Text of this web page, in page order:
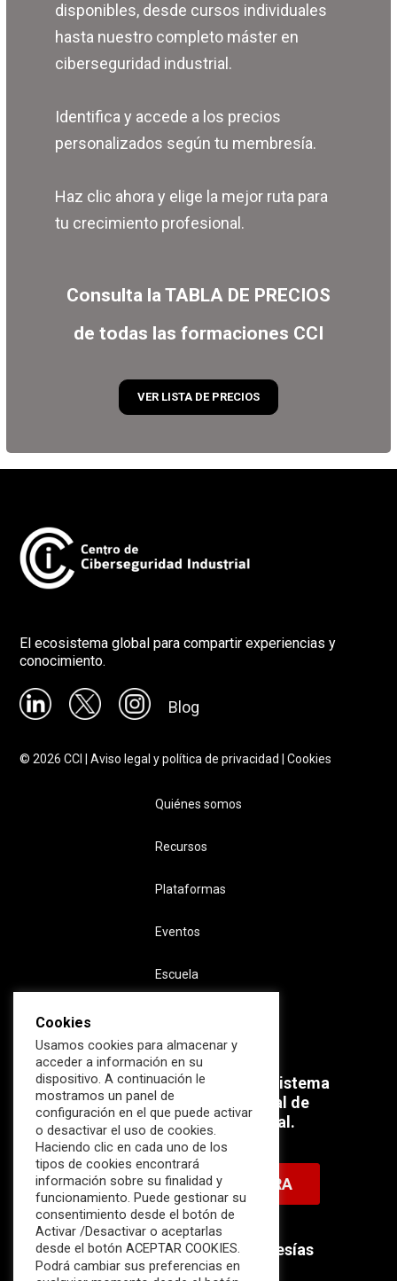
disponibles, desde cursos individuales
hasta nuestro completo máster en
ciberseguridad industrial.
Identifica y accede a los precios
personalizados según tu membresía.
Haz clic ahora y elige la mejor ruta para
tu crecimiento profesional.
Consulta la TABLA DE PRECIOS
de todas las formaciones CCI
VER LISTA DE PRECIOS
El ecosistema global para compartir experiencias y
conocimiento.
Blog
©2026 CCI |Aviso legal y política de privacidad |Cookies
Quiénes somos
Recursos
Plataformas
Eventos
Escuela
Súmate ahora al mayor Ecosistema
profesional e internacional de
Ciberseguridad Industrial.
HAZTE MIEMBRO AHORA
Descubre nuestras membresías
disponibles.
Cookies
Usamos cookies para almacenar y
acceder a información en su
dispositivo. A continuación le
mostramos un panel de
configuración en el que puede activar
o desactivar el uso de cookies.
Haciendo clic en cada uno de los
tipos de cookies encontrará
información sobre su finalidad y
funcionamiento. Puede gestionar su
consentimiento desde el botón de
Activar /Desactivar o aceptarlas
desde el botón ACEPTAR COOKIES.
Podrá cambiar sus preferencias en